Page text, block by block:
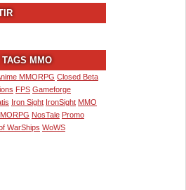
MMO
MMORPG Closed Beta
FPS Gameforge
Iron Sight IronSight MMO
NosTale Promo
WarShips WoWS